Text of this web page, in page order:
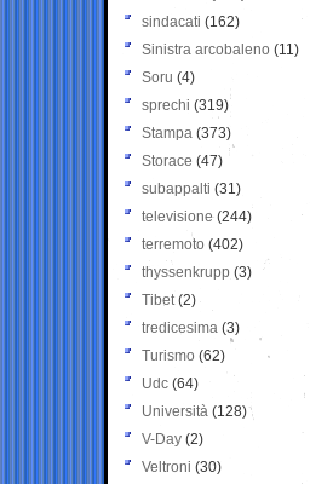
sindacati (162)
Sinistra arcobaleno (11)
Soru (4)
sprechi (319)
Stampa (373)
Storace (47)
subappalti (31)
televisione(244)
terremoto (402)
thyssenkrupp (3)
Tibet(2)
tredicesima (3)
Turismo (62)
Udc (64)
Università (128)
V-Day (2)
Veltroni (30)